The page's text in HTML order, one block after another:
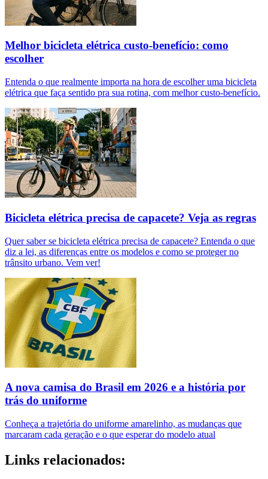
Melhor bicicleta elétrica custo-benefício: como
escolher
Entenda o que realmente importa na hora de escolher uma bicicleta
elétrica que faça sentido pra sua rotina, com melhor custo-benefício.
Bicicleta elétrica precisa de capacete? Veja as regras
Quer saber se bicicleta elétrica precisa de capacete? Entenda o que
diz a lei, as diferenças entre os modelos e como se proteger no
trânsito urbano. Vem ver!
A nova camisa do Brasil em 2026 e a história por
trás do uniforme
Conheça a trajetória do uniforme amarelinho, as mudanças que
marcaram cada geração e o que esperar do modelo atual
Links relacionados: